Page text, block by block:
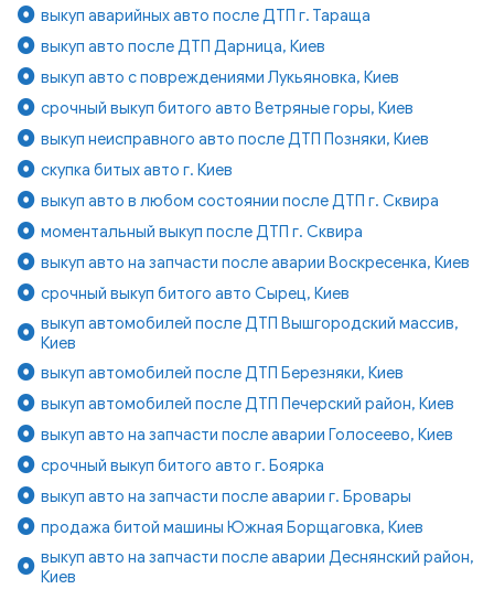
выкуп аварийных авто после ДТП г. Тараща
выкуп авто после ДТП Дарница, Киев
выкуп авто с повреждениями Лукьяновка, Киев
срочный выкуп битого авто Ветряные горы, Киев
выкуп неисправного авто после ДТП Позняки, Киев
скупка битых авто г. Киев
выкуп авто в любом состоянии после ДТП г. Сквира
моментальный выкуп после ДТП г. Сквира
выкуп авто на запчасти после аварии Воскресенка, Киев
срочный выкуп битого авто Сырец, Киев
выкуп автомобилей после ДТП Вышгородский массив,
Киев
выкуп автомобилей после ДТП Березняки, Киев
выкуп автомобилей после ДТП Печерский район, Киев
выкуп авто на запчасти после аварии Голосеево, Киев
срочный выкуп битого авто г. Боярка
выкуп авто на запчасти после аварии г. Бровары
продажа битой машины Южная Борщаговка, Киев
выкуп авто на запчасти после аварии Деснянский район,
Киев